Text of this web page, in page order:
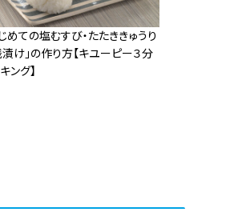
めての塩むすび・たたききゅうり
け」の作り方【キユーピー３分
ング】